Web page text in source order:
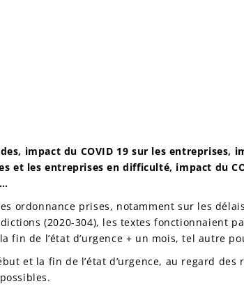
impact du COVID 19 sur les entreprises,
et les entreprises en difficulté, impact du
ordonnance prises, notamment sur les
(2020-304), les textes fonctionnaient
de l’état d’urgence + un mois, tel autre
et la fin de l’état d’urgence, au regard des